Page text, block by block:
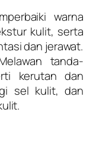
warna
kulit, serta
dan jerawat.
tanda-
kerutan dan
sel kulit, dan